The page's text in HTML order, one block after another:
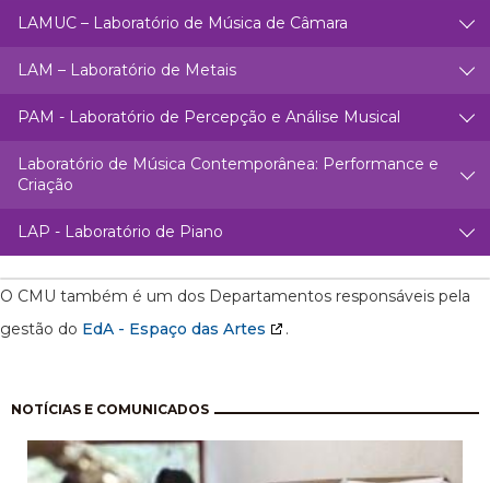
LAMUC – Laboratório de Música de Câmara
LAM – Laboratório de Metais
PAM - Laboratório de Percepção e Análise Musical
Laboratório de Música Contemporânea: Performance e
Criação
LAP - Laboratório de Piano
O CMU também é um dos Departamentos responsáveis pela
gestão do EdA - Espaço das Artes .
NOTÍCIAS E COMUNICADOS
Pagination